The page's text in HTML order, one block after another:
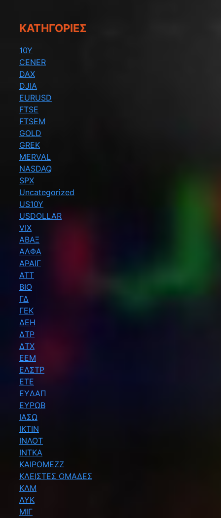
KΑΤΗΓΟΡΊΕΣ
10Y
CENER
DAX
DJIA
EURUSD
FTSE
FTSEM
GOLD
GREK
MERVAL
NASDAQ
SPX
Uncategorized
US10Y
USDOLLAR
VIX
ΑΒΑΞ
ΑΛΦΑ
ΑΡΑΙΓ
ΑΤΤ
ΒΙΟ
ΓΔ
ΓΕΚ
ΔΕΗ
ΔΤΡ
ΔΤΧ
ΕΕΜ
ΕΛΣΤΡ
ΕΤΕ
ΕΥΔΑΠ
ΕΥΡΩΒ
ΙΑΣΩ
ΙΚΤΙΝ
ΙΝΛΟΤ
ΙΝΤΚΑ
ΚΑΙΡΟΜΕΖΖ
ΚΛΕΙΣΤΕΣ ΟΜΑΔΕΣ
ΚΛΜ
ΛΥΚ
ΜΙΓ